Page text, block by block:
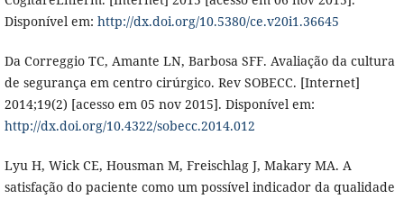
Disponível em: http://dx.doi.org/10.5380/ce.v20i1.36645
Da Correggio TC, Amante LN, Barbosa SFF. Avaliação da cultura
de segurança em centro cirúrgico. Rev SOBECC. [Internet]
2014;19(2) [acesso em 05 nov 2015]. Disponível em:
http://dx.doi.org/10.4322/sobecc.2014.012
Lyu H, Wick CE, Housman M, Freischlag J, Makary MA. A
satisfação do paciente como um possível indicador da qualidade